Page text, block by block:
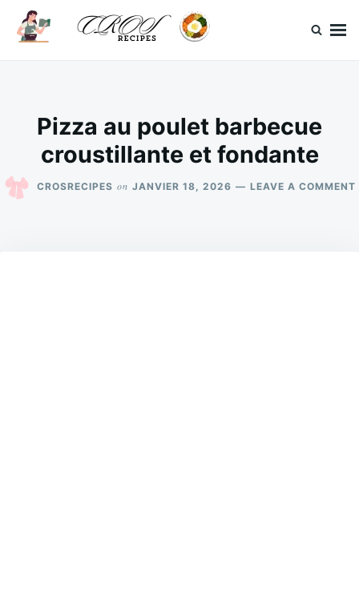
SkipSearch
for:
Pizza au poulet barbecue
croustillante et fondante
CROSRECIPES on JANVIER 18, 2026 LEAVE A COMMENT